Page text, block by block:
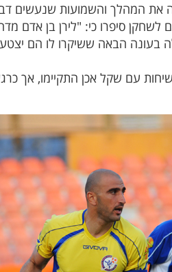
המהלך והשמועות שנעשים
לשחקן סיפרו כי: "לירן בן אדם
בעונה הבאה ששיקרו לו הם
עם שקל אכן התקיימו, אך